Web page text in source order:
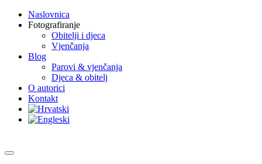
Naslovnica
Fotografiranje
Obitelji i djeca
Vjenčanja
Blog
Parovi & vjenčanja
Djeca & obitelj
O autorici
Kontakt